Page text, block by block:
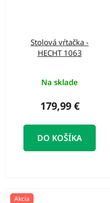
Stolová vŕtačka -
HECHT 1063
Na sklade
179,99 €
DO KOŠÍKA
Akcia